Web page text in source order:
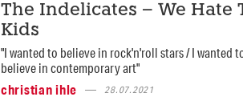
The Indelicates – We Hate
Kids
"I wanted to believe in rock'n'roll stars / I wanted
believe in contemporary art"
christian ihle
28.07.2021